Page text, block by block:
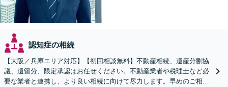
認知症の相続
【大阪／兵庫エリア対応】【初回相談無料】不動産相続、遺産分割協
議、遺留分、限定承認はお任せください。不動産業者や税理士など必
要な業者と連携し、より良い相続に向けて尽力します。早めのご相談